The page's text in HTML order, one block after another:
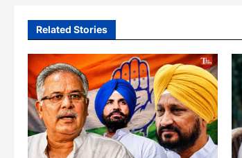
Related Stories